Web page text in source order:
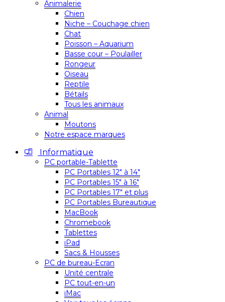
Animalerie
Chien
Niche – Couchage chien
Chat
Poisson – Aquarium
Basse cour – Poulailler
Rongeur
Oiseau
Reptile
Bétails
Tous les animaux
Animal
Moutons
Notre espace marques
Informatique
PC portable-Tablette
PC Portables 12″ à 14″
PC Portables 15″ à 16″
PC Portables 17″ et plus
PC Portables Bureautique
MacBook
Chromebook
Tablettes
iPad
Sacs & Housses
PC de bureau-Ecran
Unité centrale
PC tout-en-un
iMac